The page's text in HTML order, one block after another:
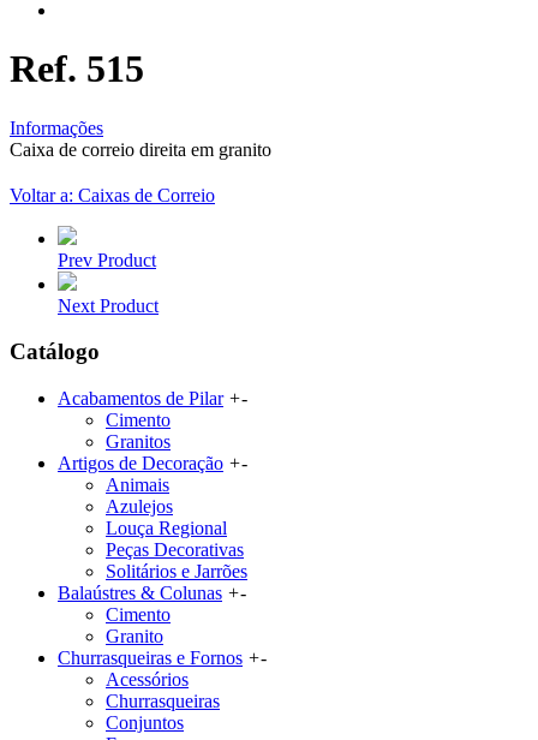
Ref. 515
Informações
Caixa de correio direita em granito
Voltar a: Caixas de Correio
Prev Product
Next Product
Catálogo
Acabamentos de Pilar +-
Cimento
Granitos
Artigos de Decoração +-
Animais
Azulejos
Louça Regional
Peças Decorativas
Solitários e Jarrões
Balaústres & Colunas +-
Cimento
Granito
Churrasqueiras e Fornos +-
Acessórios
Churrasqueiras
Conjuntos